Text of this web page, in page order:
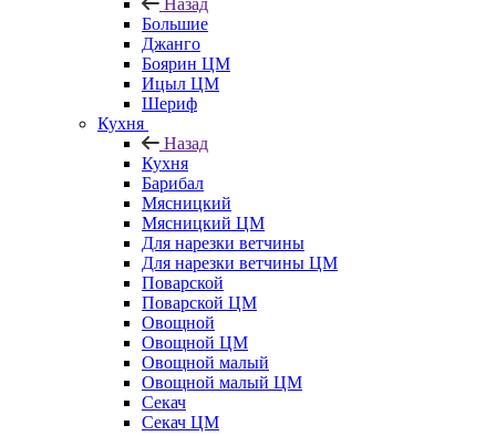
Назад
Большие
Джанго
Боярин ЦМ
Ицыл ЦМ
Шериф
Кухня
Назад
Кухня
Барибал
Мясницкий
Мясницкий ЦМ
Для нарезки ветчины
Для нарезки ветчины ЦМ
Поварской
Поварской ЦМ
Овощной
Овощной ЦМ
Овощной малый
Овощной малый ЦМ
Секач
Секач ЦМ